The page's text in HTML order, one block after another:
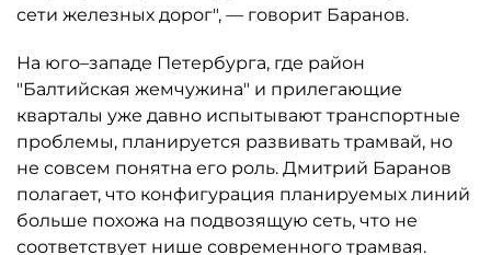
сети железных дорог", — говорит Баранов.
На юго–западе Петербурга, где район
"Балтийская жемчужина" и прилегающие
кварталы уже давно испытывают транспортные
проблемы, планируется развивать трамвай, но
не совсем понятна его роль. Дмитрий Баранов
полагает, что конфигурация планируемых линий
больше похожа на подвозящую сеть, что не
соответствует нише современного трамвая.